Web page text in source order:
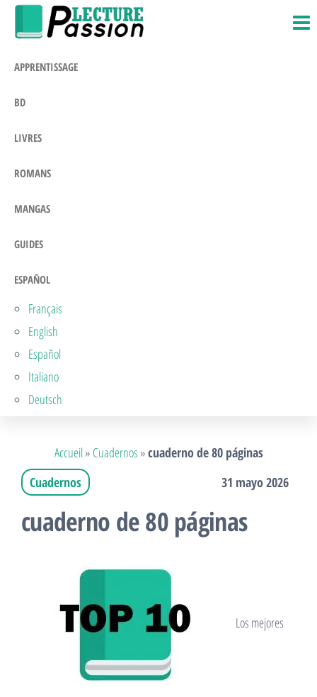
Saltar
APPRENTISSAGE
BD
LIVRES
ROMANS
MANGAS
GUIDES
ESPAÑOL
Français
English
Español
Italiano
Deutsch
Accueil» Cuadernos »cuaderno de 80 páginas
Cuadernos
31 mayo 2026
cuaderno de 80 páginas
Los mejores